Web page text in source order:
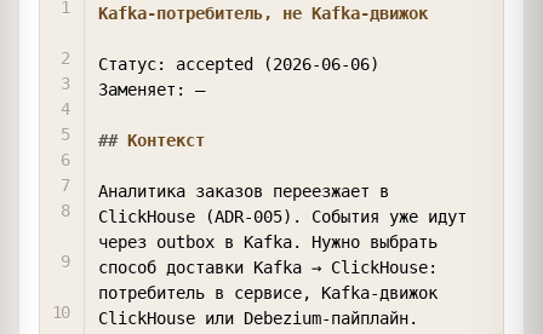
Kafka-потребитель, не Kafka-движок
Статус: accepted (2026-06-06)
Заменяет: —
## Контекст
Аналитика заказов переезжает в
ClickHouse (ADR-005). События уже идут
через outbox в Kafka. Нужно выбрать
способ доставки Kafka → ClickHouse:
потребитель в сервисе, Kafka-движок
ClickHouse или Debezium-пайплайн.